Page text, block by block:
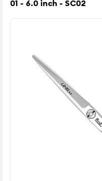
01 - 6.0 inch - SC02